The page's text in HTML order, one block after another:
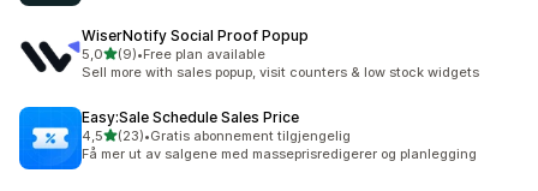
WiserNotify Social Proof Popup
5,0av 5 stjerner
(9)
Totalt 9 omtaler
•Free plan available
Sell more with sales popup, visit counters & low stock widgets
Easy:Sale Schedule Sales Price
4,5av 5 stjerner
(23)
Totalt 23 omtaler
•Gratis abonnement tilgjengelig
Få mer ut av salgene med masseprisredigerer og planlegging